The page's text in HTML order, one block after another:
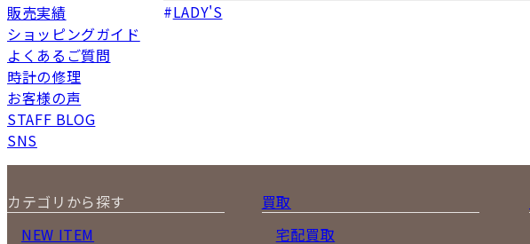
販売実績
ショッピングガイド
よくあるご質問
時計の修理
お客様の声
STAFF BLOG
SNS
LADY'S
カテゴリから探す
NEW ITEM
買取
宅配買取